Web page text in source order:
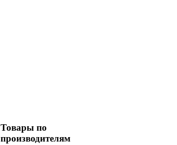
Товары по
производителям